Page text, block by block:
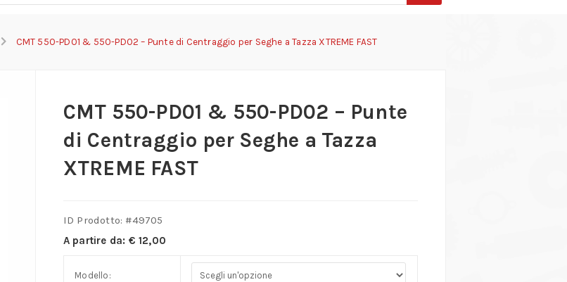
CMT 550-PD01 & 550-PD02 – Punte di Centraggio per Seghe a Tazza XTREME FAST
CMT 550-PD01 & 550-PD02 – Punte
di Centraggio per Seghe a Tazza
XTREME FAST
ID Prodotto: #49705
A partire da: € 12,00
Modello: